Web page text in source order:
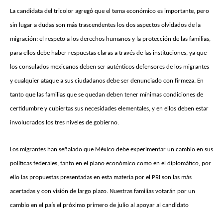
La candidata del tricolor agregó que el tema económico es importante, pero
sin lugar a dudas son más trascendentes los dos aspectos olvidados de la
migración: el respeto a los derechos humanos y la protección de las familias,
para ellos debe haber respuestas claras a través de las instituciones, ya que
los consulados mexicanos deben ser auténticos defensores de los migrantes
y cualquier ataque a sus ciudadanos debe ser denunciado con firmeza. En
tanto que las familias que se quedan deben tener mínimas condiciones de
certidumbre y cubiertas sus necesidades elementales, y en ellos deben estar
involucrados los tres niveles de gobierno.
Los migrantes han señalado que México debe experimentar un cambio en sus
políticas federales, tanto en el plano económico como en el diplomático, por
ello las propuestas presentadas en esta materia por el PRI son las más
acertadas y con visión de largo plazo. Nuestras familias votarán por un
cambio en el país el próximo primero de julio al apoyar al candidato